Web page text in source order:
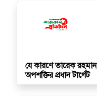
যে কারণে তারেক রহমান
অপশক্তির প্রধান টার্গেট